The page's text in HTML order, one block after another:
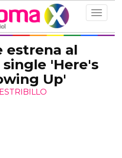
Toggle
estrena al
'Here's
Up'